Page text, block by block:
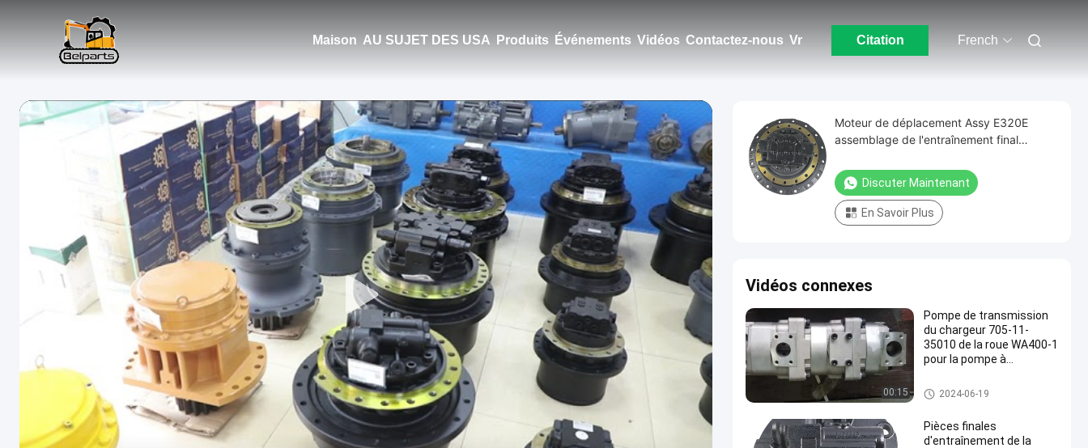
Maison AU SUJET DES USA Produits Événements Vidéos Contactez-nous Vr Citation French
Moteur de déplacement Assy E320E
assemblage de l'entraînement final
Discuter Maintenant
En Savoir Plus
Vidéos connexes
00:15
Pompe de transmission
du chargeur 705-11-
35010 de la roue WA400-1
pour la pompe à
WA380-1
Gear Pompe hydraulique
2024-06-19
Pièces finales
d'entraînement de la